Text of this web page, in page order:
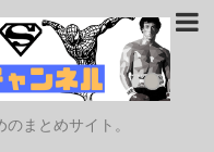
まとめサイト。